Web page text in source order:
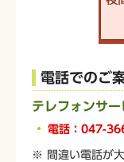
電話でのご
テレフォンサー
電話：047-
※ 間違い電話が